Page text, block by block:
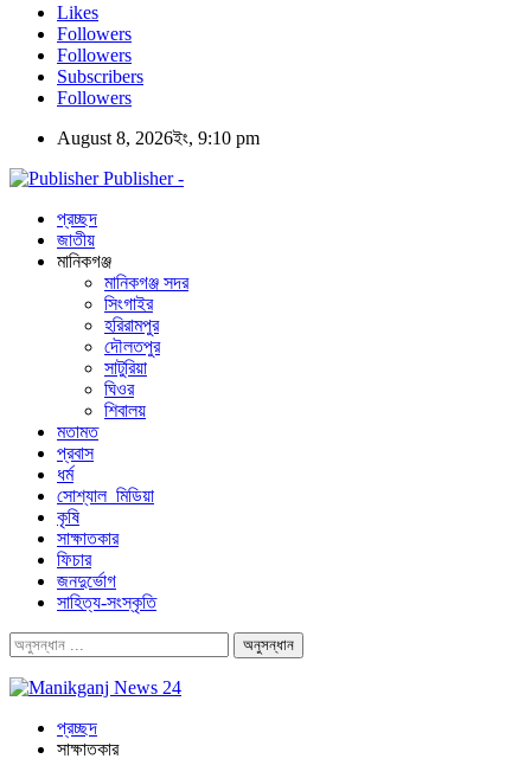
Likes
Followers
Followers
Subscribers
Followers
August 8, 2026ইং, 9:10 pm
Publisher -
প্রচ্ছদ
জাতীয়
মানিকগঞ্জ
মানিকগঞ্জ সদর
সিংগাইর
হরিরামপুর
দৌলতপুর
সাটুরিয়া
ঘিওর
শিবালয়
মতামত
প্রবাস
ধর্ম
সোশ্যাল_মিডিয়া
কৃষি
সাক্ষাতকার
ফিচার
জনদুর্ভোগ
সাহিত্য-সংস্কৃতি
প্রচ্ছদ
সাক্ষাতকার